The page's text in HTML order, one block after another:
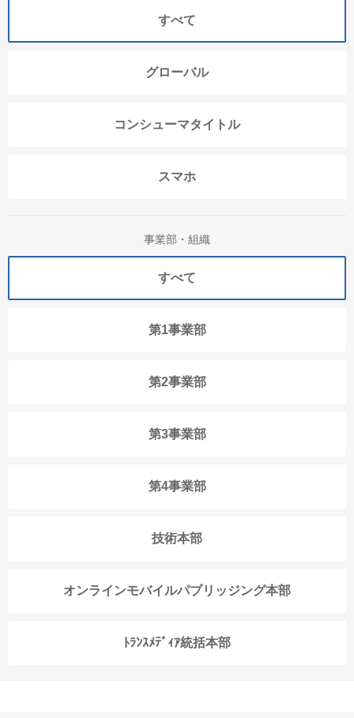
すべて
グローバル
コンシューマタイトル
スマホ
事業部・組織
すべて
第1事業部
第2事業部
第3事業部
第4事業部
技術本部
オンラインモバイルパブリッジング本部
ﾄﾗﾝｽﾒﾃﾞｨｱ統括本部